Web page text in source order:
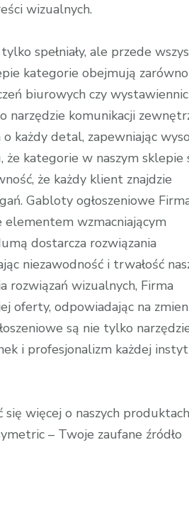
wizualnych.
spełniały, ale przede
kategorie obejmują zarówno
biurowych czy
narzędzie komunikacji
każdy detal, zapewniając
że kategorie w naszym sklepie
że każdy klient znajdzie
Gabloty ogłoszeniowe
elementem wzmacniającym
dostarcza rozwiązania
niezawodność i trwałość
rozwiązań wizualnych, Firma
oferty, odpowiadając na
są nie tylko
i profesjonalizm każdej
się więcej o naszych
– Twoje zaufane źródło